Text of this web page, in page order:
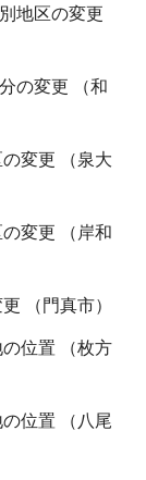
地区の変更
の変更 （和
変更 （泉大
変更 （岸和
（門真市）
位置 （枚方
位置 （八尾